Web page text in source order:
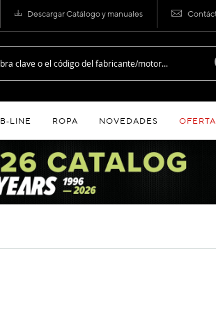
Descargar Catálogo y manuales
B‑LINE ROPA NOVEDADES